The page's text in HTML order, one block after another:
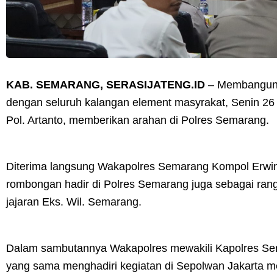
KAB. SEMARANG, SERASIJATENG.ID –
dengan seluruh kalangan element masyrakat, Senin
Pol. Artanto, memberikan arahan di Polres Semarang.
Diterima langsung Wakapolres Semarang Kompol
rombongan hadir di Polres Semarang juga sebagai
jajaran Eks. Wil. Semarang.
Dalam sambutannya Wakapolres mewakili Kapolres
yang sama menghadiri kegiatan di Sepolwan Jakarta